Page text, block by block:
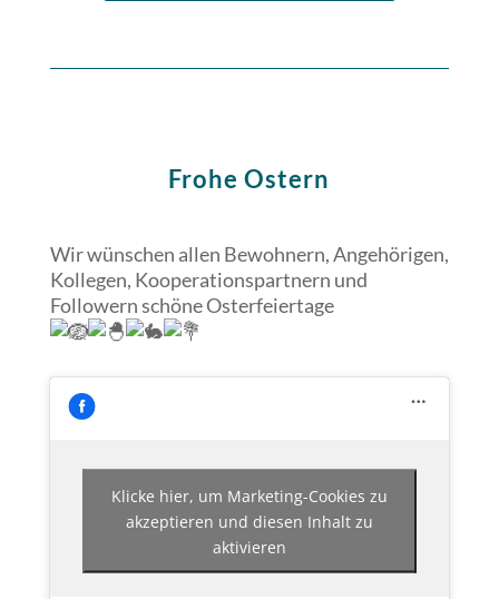
Frohe Ostern
Wir wünschen allen Bewohnern, Angehörigen,
Kollegen, Kooperationspartnern und
Followern schöne Osterfeiertage
Klicke hier, um Marketing-Cookies zu
akzeptieren und diesen Inhalt zu
aktivieren